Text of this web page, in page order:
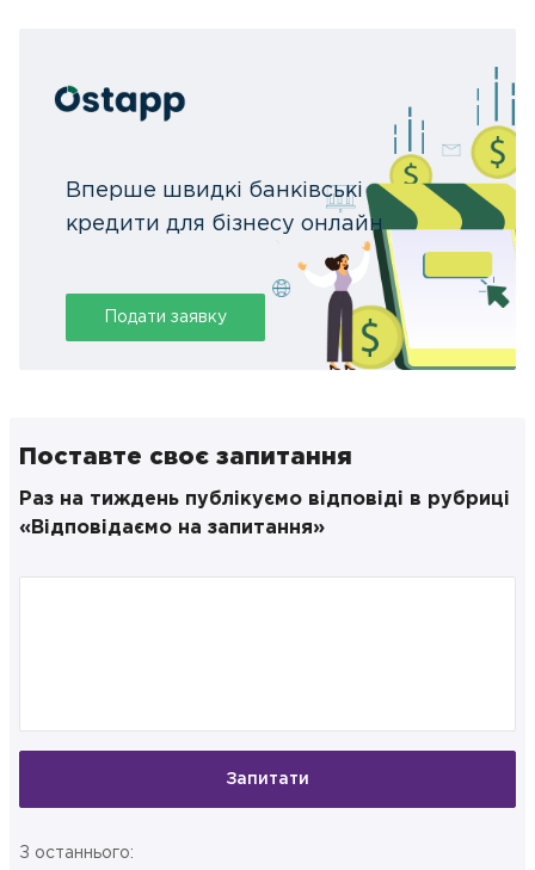
Вперше швидкі банківські
кредити для бізнесу онлайн
Подати заявку
Поставте своє запитання
Раз на тиждень публікуємо відповіді в рубриці
«Відповідаємо на запитання»
Запитати
З останнього: